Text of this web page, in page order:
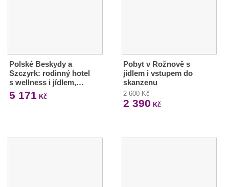
Polské Beskydy a
Szczyrk: rodinný hotel
s wellness i jídlem,…
5 171 Kč
Pobyt v Rožnově s
jídlem i vstupem do
skanzenu
2 600 Kč
2 390 Kč